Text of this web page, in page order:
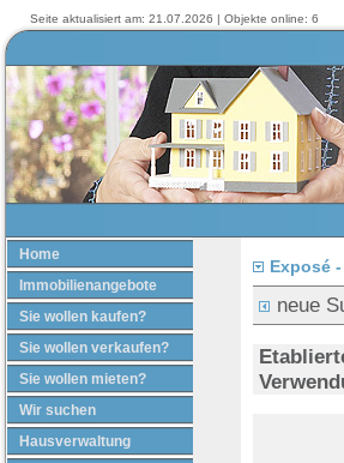
Seite aktualisiert am: 21.07.2026 | Objekte online: 6
Home
Immobilienangebote
Sie wollen kaufen?
Sie wollen verkaufen?
Sie wollen mieten?
Wir suchen
Hausverwaltung
Exposé
neue